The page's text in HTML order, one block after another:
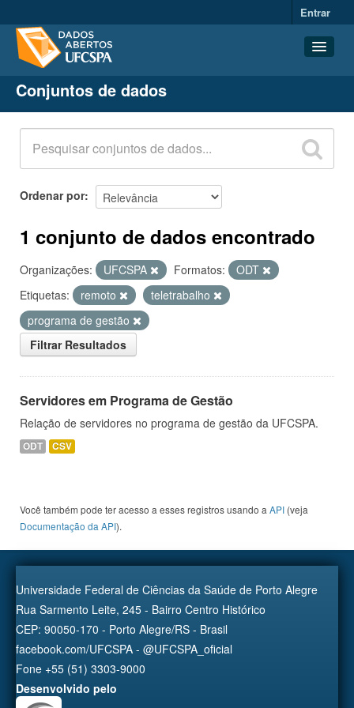
Entrar
Conjuntos de dados
Organizações
Grupos
Sobre
Conjuntos de dados
Ordenar por
1 conjunto de dados encontrado
Organizações: UFCSPA Formatos:
ODT
Etiquetas:
remoto
teletrabalho
programa de gestão
Filtrar Resultados
Servidores em Programa de Gestão
Relação de servidores no programa de gestão da UFCSPA.
ODT CSV
Você também pode ter acesso a esses registros usando a API (veja
Documentação da API).
Universidade Federal de Ciências da Saúde de Porto Alegre
Rua Sarmento Leite, 245 - Bairro Centro Histórico
CEP: 90050-170 - Porto Alegre/RS - Brasil
facebook.com/UFCSPA - @UFCSPA_oficial
Fone +55 (51) 3303-9000
Desenvolvido pelo